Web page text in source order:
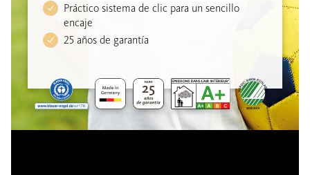
Práctico sistema de clic para un sencillo
encaje
25 años de garantía